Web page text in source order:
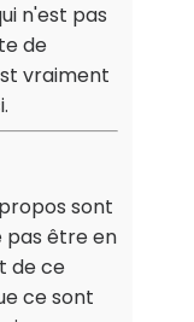
n'est pas
de
vraiment
sont
pas être en
de ce
ce sont